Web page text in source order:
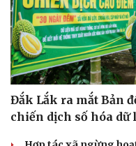
Đắk Lắk ra mắt Bản
chiến dịch số hóa dữ